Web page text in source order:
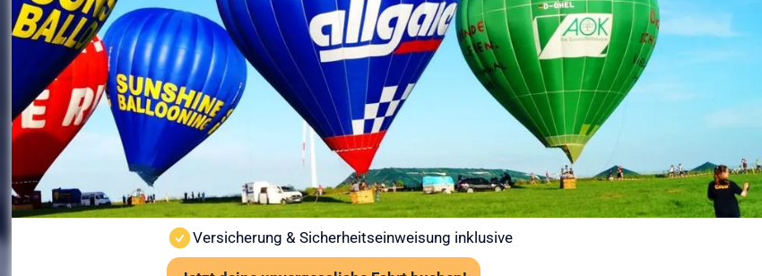
vorbereitet in die Luft
Sicherheit steht bei Sunshine Ballooning an erster Stelle. Jede
Ballonfahrt findet nur bei stabiler Wetterlage statt. Unsere Piloten prüfen
Wind und Sicht vor jedem Start über das Flugwetteramt.
Wichtige Hinweise:
Ab 6 Jahren und mindestens 120 cm Körpergröße
Kein besonderes Schuhwerk erforderlich, aber festes empfohlen
Auch bei leichter Höhenangst problemlos möglich
Versicherung & Sicherheitseinweisung inklusive